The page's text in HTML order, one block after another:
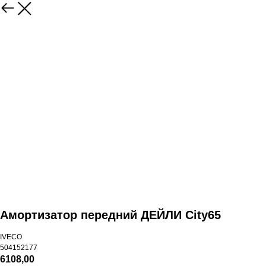
Амортизатор передний ДЕЙЛИ Сity65
IVECO
504152177
6108,00